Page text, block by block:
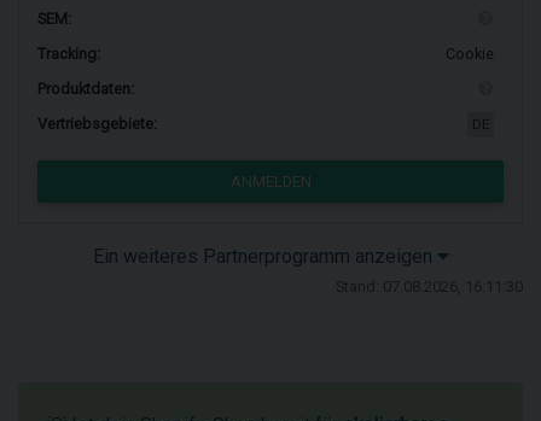
SEM:
Tracking:
Cookie
Produktdaten:
Vertriebsgebiete:
ANMELDEN
Ein weiteres Partnerprogramm anzeigen